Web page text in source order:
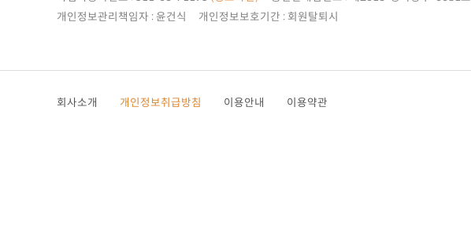
개인정보관리책임자 : 윤건식 개인정보보호기간 : 회원탈퇴시
회사소개 개인정보취급방침 이용안내 이용약관